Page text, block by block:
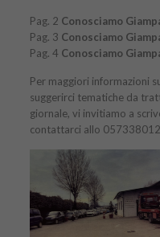
Pag. 2 Conosciamo
Pag. 3 Conosciamo
Pag. 4 Conosciamo
Per maggiori informazioni
suggerirci tematiche da
giornale, vi invitiamo a
contattarci allo